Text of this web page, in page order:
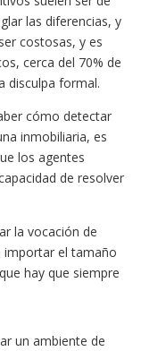
las diferencias, y
costosas, y es
cerca del 70% de
disculpa formal.
cómo detectar
inmobiliaria, es
los agentes
de resolver
la vocación de
importar el tamaño
hay que siempre
un ambiente de